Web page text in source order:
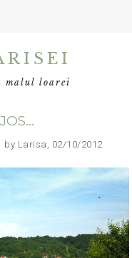
malul loarei
Larisa, 02/10/2012